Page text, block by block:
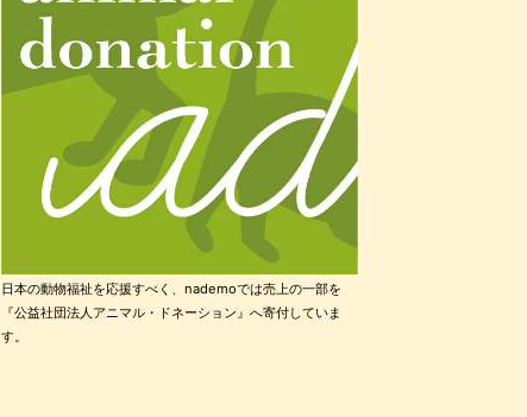
日本の動物福祉を応援すべく、nademoでは売上の一部を
『公益社団法人アニマル・ドネーション』へ寄付していま
す。